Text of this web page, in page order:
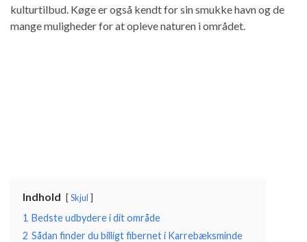
kulturtilbud. Køge er også kendt for sin smukke havn og de
mange muligheder for at opleve naturen i området.
Indhold Skjul
1 Bedste udbydere i dit område
2 Sådan finder du billigt fibernet i Karrebæksminde